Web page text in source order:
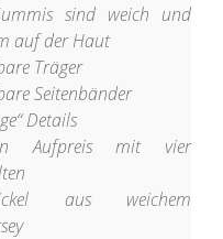
sind weich und
auf der Haut
Träger
Seitenbänder
Details
Aufpreis mit vier
aus weichem